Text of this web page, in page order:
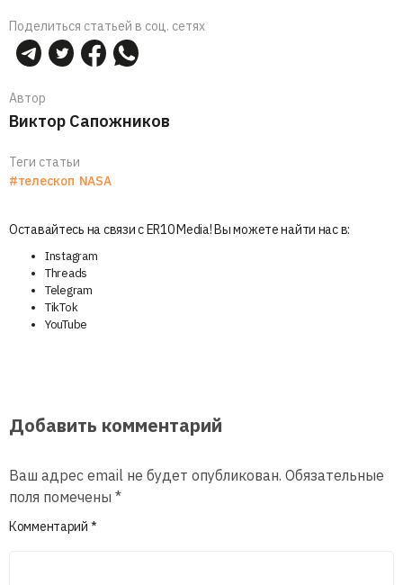
Поделиться статьей в соц. сетях
Автор
Виктор Сапожников
Теги статьи
#телескоп NASA
Оставайтесь на связи с ER10 Media! Вы можете найти нас в:
Instagram
Threads
Telegram
TikTok
YouTube
Добавить комментарий
Ваш адрес email не будет опубликован. Обязательные
поля помечены *
Комментарий *